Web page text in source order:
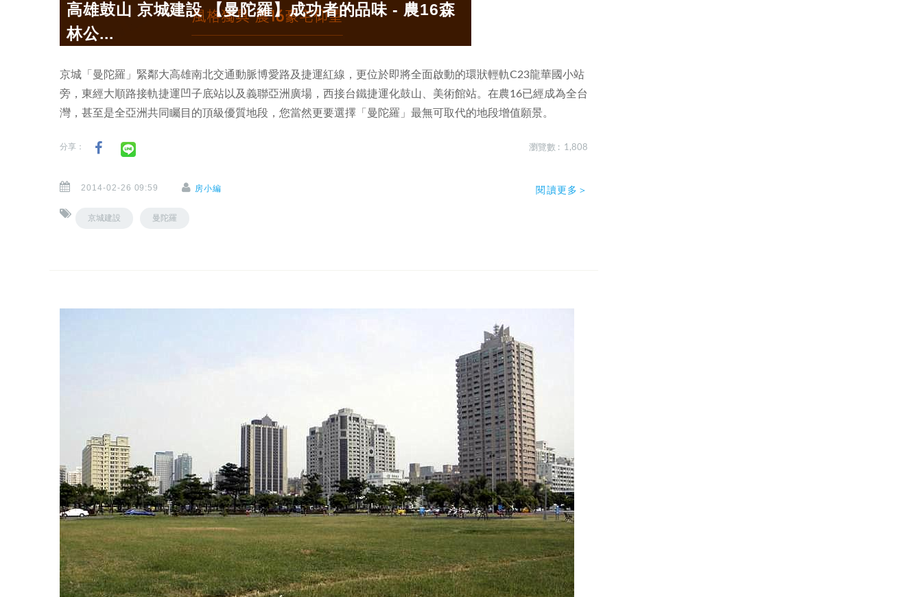
高雄鼓山 京城建設 【曼陀羅】成功者的品味 - 農16森
林公...
京城「曼陀羅」緊鄰大高雄南北交通動脈博愛路及捷運紅線，更位於即將全面啟動的環狀輕軌C23龍華國小站
旁，東經大順路接軌捷運凹子底站以及義聯亞洲廣場，西接台鐵捷運化鼓山、美術館站。在農16已經成為全台
灣，甚至是全亞洲共同矚目的頂級優質地段，您當然更要選擇「曼陀羅」最無可取代的地段增值願景。
分享： 瀏覽數 : 1,808
2014-02-26 09:59 房小編
京城建設 曼陀羅
閱讀更多＞